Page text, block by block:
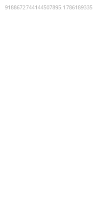
9188672744144507895:1786189335